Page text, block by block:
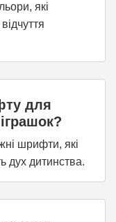
які
для
шрифти, які
дух дитинства.